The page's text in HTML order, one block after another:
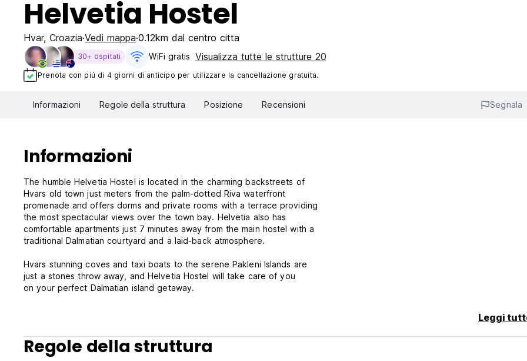
Helvetia Hostel
Hvar, Croazia Vedi mappa 0.12km dal centro citta
30+ ospitati WiFi gratis Visualizza tutte le strutture 20
Prenota con piú di 4 giorni di anticipo per utilizzare la cancellazione gratuita.
Informazioni Regole della struttura Posizione Recensioni Segnala
Informazioni
The humble Helvetia Hostel is located in the charming backstreets of
Hvars old town just meters from the palm-dotted Riva waterfront
promenade and offers dorms and private rooms with a terrace providing
the most spectacular views over the town bay. Helvetia also has
comfortable apartments just 7 minutes away from the main hostel with a
traditional Dalmatian courtyard and a laid-back atmosphere.
Hvars stunning coves and taxi boats to the serene Pakleni Islands are
just a stones throw away, and Helvetia Hostel will take care of you
on your perfect Dalmatian island getaway.
Leggi
Regole della struttura